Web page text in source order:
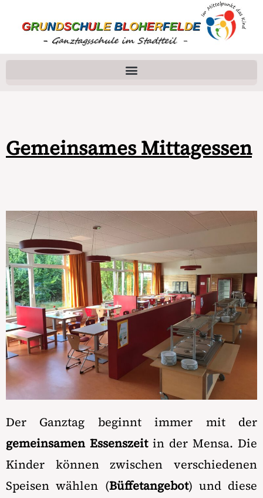
Gemeinsames Mittagessen
Der Ganztag beginnt immer mit der
gemeinsamen Essenszeitin der Mensa. Die
Kinder können zwischen verschiedenen
Speisen wählen (Büffetangebot) und diese